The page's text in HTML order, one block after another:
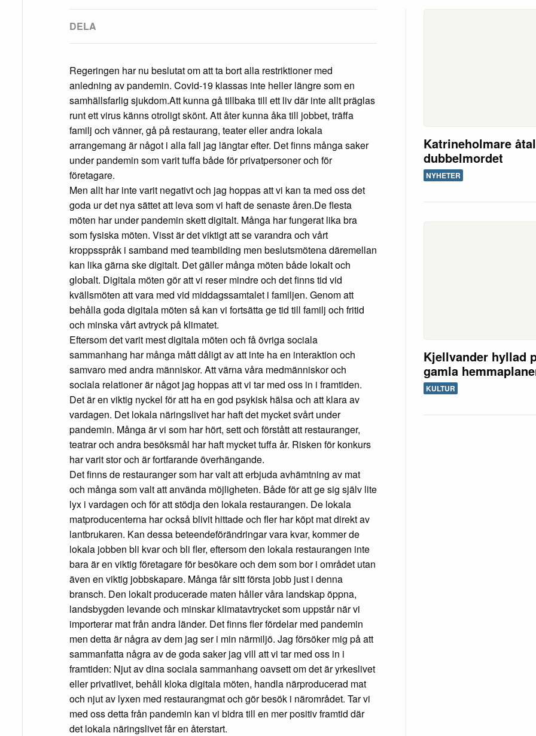
Regeringen har nu beslutat om att ta bort alla restriktioner med
anledning av pandemin. Covid-19 klassas inte heller längre som en
samhällsfarlig sjukdom.Att kunna gå tillbaka till ett liv där inte allt präglas
runt ett virus känns otroligt skönt. Att åter kunna åka till jobbet, träffa
familj och vänner, gå på restaurang, teater eller andra lokala
arrangemang är något i alla fall jag längtar efter. Det finns många saker
under pandemin som varit tuffa både för privatpersoner och för
företagare.
Men allt har inte varit negativt och jag hoppas att vi kan ta med oss det
goda ur det nya sättet att leva som vi haft de senaste åren.De flesta
möten har under pandemin skett digitalt. Många har fungerat lika bra
som fysiska möten. Visst är det viktigt att se varandra och vårt
kroppsspråk i samband med teambilding men beslutsmötena däremellan
kan lika gärna ske digitalt. Det gäller många möten både lokalt och
globalt. Digitala möten gör att vi reser mindre och det finns tid vid
kvällsmöten att vara med vid middagssamtalet i familjen. Genom att
behålla goda digitala möten så kan vi fortsätta ge tid till familj och fritid
och minska vårt avtryck på klimatet.
Eftersom det varit mest digitala möten och få övriga sociala
sammanhang har många mått dåligt av att inte ha en interaktion och
samvaro med andra människor. Att värna våra medmänniskor och
sociala relationer är något jag hoppas att vi tar med oss in i framtiden.
Det är en viktig nyckel för att ha en god psykisk hälsa och att klara av
vardagen. Det lokala näringslivet har haft det mycket svårt under
pandemin. Många är vi som har hört, sett och förstått att restauranger,
teatrar och andra besöksmål har haft mycket tuffa år. Risken för konkurs
har varit stor och är fortfarande överhängande.
Det finns de restauranger som har valt att erbjuda avhämtning av mat
och många som valt att använda möjligheten. Både för att ge sig själv lite
lyx i vardagen och för att stödja den lokala restaurangen. De lokala
matproducenterna har också blivit hittade och fler har köpt mat direkt av
lantbrukaren. Kan dessa beteendeförändringar vara kvar, kommer de
lokala jobben bli kvar och bli fler, eftersom den lokala restaurangen inte
bara är en viktig företagare för besökare och dem som bor i området utan
även en viktig jobbskapare. Många får sitt första jobb just i denna
bransch. Den lokalt producerade maten håller våra landskap öppna,
landsbygden levande och minskar klimatavtrycket som uppstår när vi
importerar mat från andra länder. Det finns fler fördelar med pandemin
men detta är några av dem jag ser i min närmiljö. Jag försöker mig på att
sammanfatta några av de goda saker jag vill att vi tar med oss in i
framtiden: Njut av dina sociala sammanhang oavsett om det är yrkeslivet
eller privatlivet, behåll kloka digitala möten, handla närproducerad mat
och njut av lyxen med restaurangmat och gör besök i närområdet. Tar vi
med oss detta från pandemin kan vi bidra till en mer positiv framtid där
det lokala näringslivet får en återstart.
Katrineholmare
dubbelmordet
NYHETER
Kjellvander hyllad
gamla
KULTUR